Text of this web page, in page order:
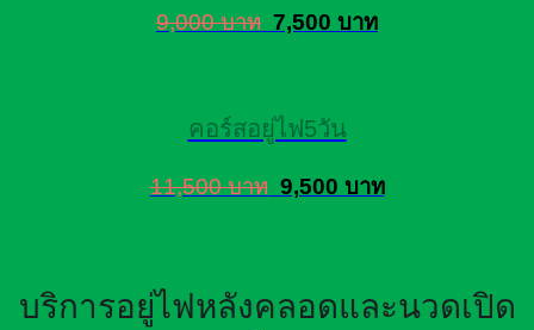
9,000 บาท 7,500 บาท
คอร์สอยู่ไฟ5วัน
11,500 บาท 9,500 บาท
บริการอยู่ไฟหลังคลอดและนวดเปิด